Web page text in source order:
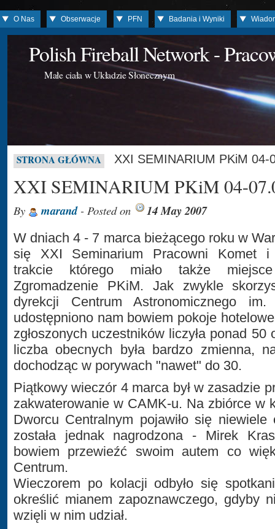
O Nas Obserwacje PFN Badania i Wyniki
Polish Fireball Network -
Małe ciała w Układzie Słonecznym
STRONA GŁÓWNA XXI SEMINARIUM PKiM 04-
XXI SEMINARIUM PKiM 04-
By marand- Posted on 14 May 2007
W dniach 4 - 7 marca bieżącego roku w
się XXI Seminarium Pracowni Komet i
trakcie którego miało także
Zgromadzenie PKiM. Jak zwykle
dyrekcji Centrum Astronomicznego
udostępniono nam bowiem pokoje
zgłoszonych uczestników liczyła ponad
liczba obecnych była bardzo zmienna,
dochodząc w porywach "nawet" do 30.
Piątkowy wieczór 4 marca był w zasadzie
zakwaterowanie w CAMK-u. Na zbiórce w
Dworcu Centralnym pojawiło się
została jednak nagrodzona - Mirek
bowiem przewieźć swoim autem co
Centrum.
Wieczorem po kolacji odbyło się
określić mianem zapoznawczego, gdyby
wzięli w nim udział.